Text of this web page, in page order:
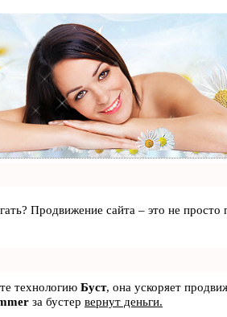
Продвижение сайта – это не
технологию Буст, она ускоряет
за бустер вернут деньги.